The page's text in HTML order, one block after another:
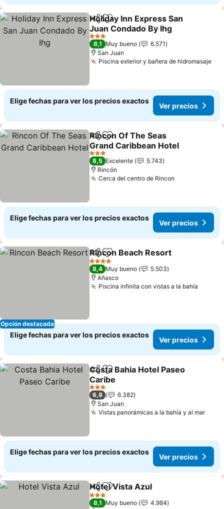
CompartirAgregar a favoritos
Holiday Inn Express San
Juan Condado By Ihg
Ver precios
3 Estrellas
8,1 Muy bueno
6.571
San Juan
Piscina exterior y bañera de hidromasaje
Elige fechas para ver los precios exactos
Ver precios
CompartirAgregar a favoritos
Rincon Of The Seas
Grand Caribbean Hotel
Ver precios
3 Estrellas
8,5 Excelente
5.743
Rincón
Cerca del centro de Rincon
Elige fechas para ver los precios exactos
Ver precios
Opción destacada
CompartirAgregar a favoritos
Rincon Beach Resort
4 Estrellas
8,4 Muy bueno
5.503
Añasco
Piscina infinita con vistas a la bahía
Elige fechas para ver los precios exactos
Ver precios
CompartirAgregar a favoritos
Costa Bahia Hotel Paseo
Caribe
Ver precios
3 Estrellas
6,8
6.382
San Juan
Vistas panorámicas a la bahía y al marVer
Elige fechas para ver los precios exactos
Ver precios
CompartirAgregar a favoritos
Hotel Vista Azul
3 Estrellas
8,1 Muy bueno
4.984